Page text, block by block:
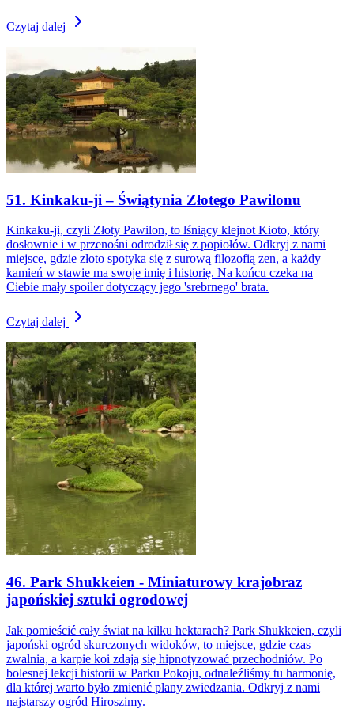
Czytaj dalej
51. Kinkaku-ji – Świątynia Złotego Pawilonu
Kinkaku-ji, czyli Złoty Pawilon, to lśniący klejnot Kioto, który
dosłownie i w przenośni odrodził się z popiołów. Odkryj z nami
miejsce, gdzie złoto spotyka się z surową filozofią zen, a każdy
kamień w stawie ma swoje imię i historię. Na końcu czeka na
Ciebie mały spoiler dotyczący jego 'srebrnego' brata.
Czytaj dalej
46. Park Shukkeien - Miniaturowy krajobraz
japońskiej sztuki ogrodowej
Jak pomieścić cały świat na kilku hektarach? Park Shukkeien, czyli
japoński ogród skurczonych widoków, to miejsce, gdzie czas
zwalnia, a karpie koi zdają się hipnotyzować przechodniów. Po
bolesnej lekcji historii w Parku Pokoju, odnaleźliśmy tu harmonię,
dla której warto było zmienić plany zwiedzania. Odkryj z nami
najstarszy ogród Hiroszimy.